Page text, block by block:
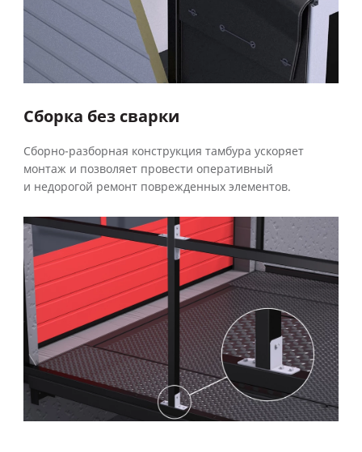
Сборка без сварки
Сборно-разборная конструкция тамбура ускоряет
монтаж и позволяет провести оперативный
и недорогой ремонт поврежденных элементов.